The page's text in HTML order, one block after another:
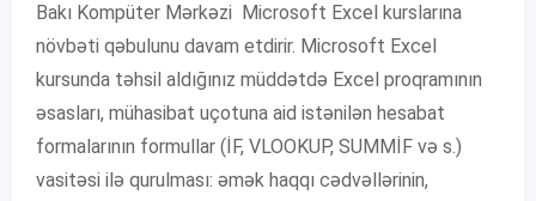
Bakı Kompüter Mərkəzi Microsoft Excel kurslarına
növbəti qəbulunu davam etdirir. Microsoft Excel
kursunda təhsil aldığınız müddətdə Excel proqramının
əsasları, mühasibat uçotuna aid istənilən hesabat
formalarının formullar (İF, VLOOKUP, SUMMİF və s.)
vasitəsi ilə qurulması: əmək haqqı cədvəllərinin,